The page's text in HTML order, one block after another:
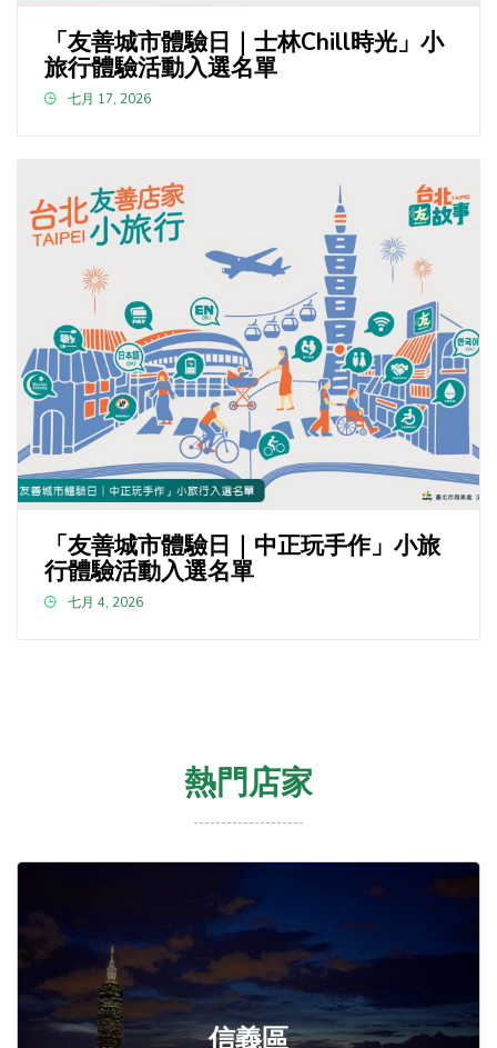
「友善城市體驗日｜士林Chill時光」小
旅行體驗活動入選名單
七月 17, 2026
「友善城市體驗日｜中正玩手作」小旅
行體驗活動入選名單
七月 4, 2026
熱門店家
信義區